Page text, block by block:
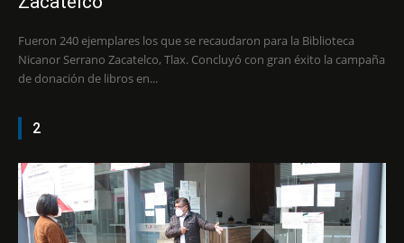
Fueron 240 ejemplares los que se recaudaron para la Biblioteca
Nicanor Serrano Zacatelco, Tlax. Concluyó con gran éxito la campaña
de donación de libros en...
2